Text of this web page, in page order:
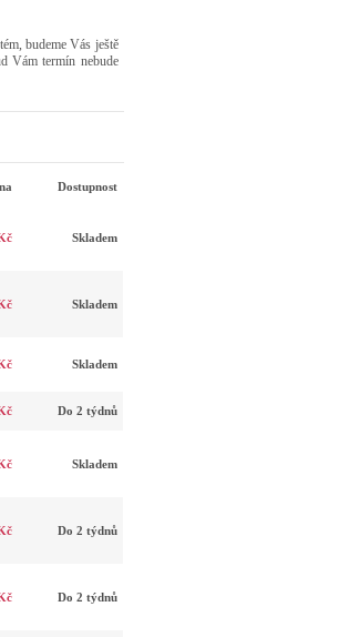
budeme Vás ještě
Vám termín nebude
Dostupnost
Skladem
Skladem
Skladem
Do 2 týdnů
Skladem
Do 2 týdnů
Do 2 týdnů